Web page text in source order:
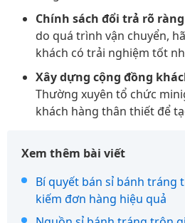
Chính sách đổi trả rõ ràng
do quá trình vận chuyển,
khách có trải nghiệm tốt
Xây dựng cộng đồng
Thường xuyên tổ chức
khách hàng thân thiết để
Xem thêm bài viết
Bí quyết bán sỉ bánh tráng
kiếm đơn hàng hiệu quả